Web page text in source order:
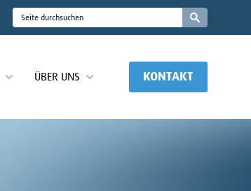
ÜBER UNS KONTAKT